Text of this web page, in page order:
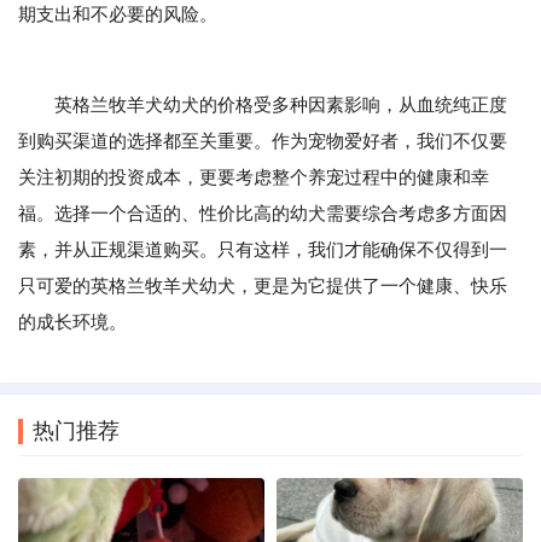
期支出和不必要的风险。
英格兰牧羊犬幼犬的价格受多种因素影响，从血统纯正度
到购买渠道的选择都至关重要。作为宠物爱好者，我们不仅要
关注初期的投资成本，更要考虑整个养宠过程中的健康和幸
福。选择一个合适的、性价比高的幼犬需要综合考虑多方面因
素，并从正规渠道购买。只有这样，我们才能确保不仅得到一
只可爱的英格兰牧羊犬幼犬，更是为它提供了一个健康、快乐
的成长环境。
热门推荐